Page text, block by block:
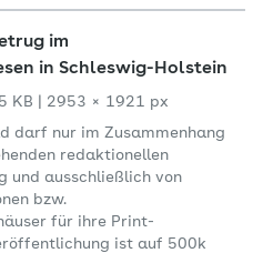
im
in Schleswig-Holstein
KB
2953 × 1921 px
darf nur im Zusammenhang
redaktionellen
und ausschließlich von
bzw.
für ihre Print-
ist auf 500k